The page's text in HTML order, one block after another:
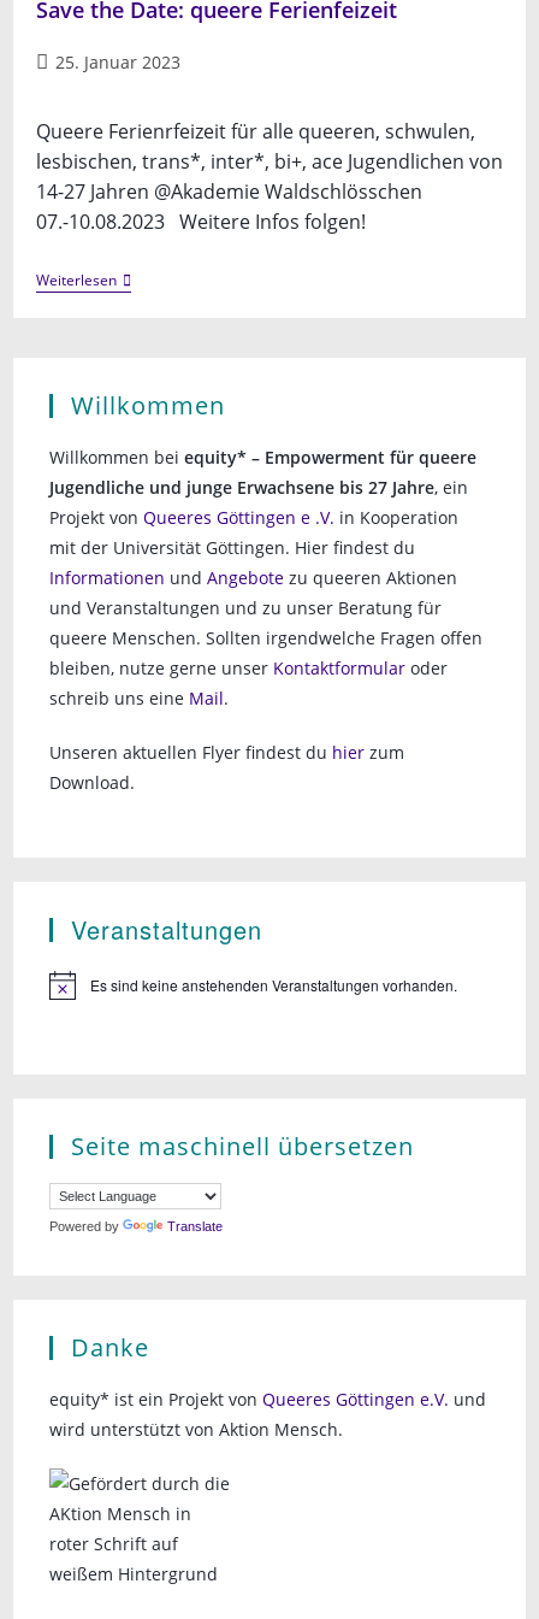
Save the Date: queere Ferienfeizeit
Beitrag
25. Januar 2023
Queere Ferienrfeizeit für alle queeren, schwulen,
lesbischen, trans*, inter*, bi+, ace Jugendlichen von
14-27 Jahren @Akademie Waldschlösschen
07.-10.08.2023 Weitere Infos folgen!
WeiterlesenSave
The
Willkommen
Willkommen beiequity* – Empowerment für queere
Jugendliche und junge Erwachsene bis 27 Jahre, ein
Projekt vonQueeres Göttingen e .V. in Kooperation
mit der Universität Göttingen. Hier findest du
Informationen undAngebote zu queeren Aktionen
und Veranstaltungen und zu unser Beratung für
queere Menschen. Sollten irgendwelche Fragen offen
bleiben, nutze gerne unser Kontaktformular oder
schreib uns eine Mail.
Unseren aktuellen Flyer findest du hier zum
Download.
Veranstaltungen
Es sind keine anstehenden Veranstaltungen vorhanden.
Seite maschinell übersetzen
Powered by Translate
Danke
equity* ist ein Projekt vonQueeres Göttingen e.V. und
wird unterstützt von Aktion Mensch.